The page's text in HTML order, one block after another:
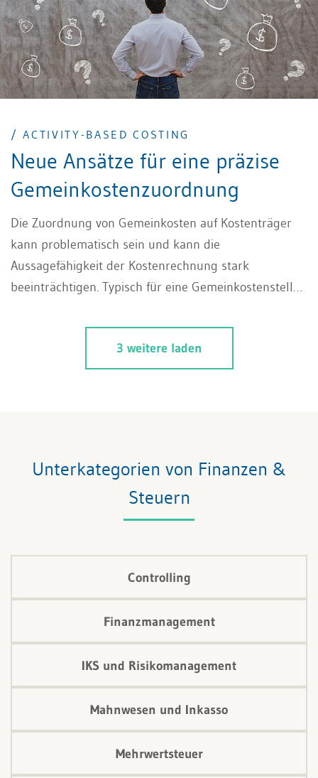
/ ACTIVITY-BASED COSTING
Neue Ansätze für eine präzise
Gemeinkostenzuordnung
Die Zuordnung von Gemeinkosten auf Kostenträger
kann problematisch sein und kann die
Aussagefähigkeit der Kostenrechnung stark
beeinträchtigen. Typisch für eine Gemeinkostenstelle
Verrichtungen («activities») stattfinden, die die
Kapazität der Kostenstelle in unterschiedlichem
Masse oder in ungleichmässiger sachlicher oder
den zum Absatz bestimmten Leistungen zuordnen.
Dies ist der Grundgedanke des «Activity-Based
Costing», der im deutschen Sprachraum zur
3 weitere laden
Unterkategorien von Finanzen &
Steuern
Controlling
Finanzmanagement
IKS und Risikomanagement
Mahnwesen und Inkasso
Mehrwertsteuer